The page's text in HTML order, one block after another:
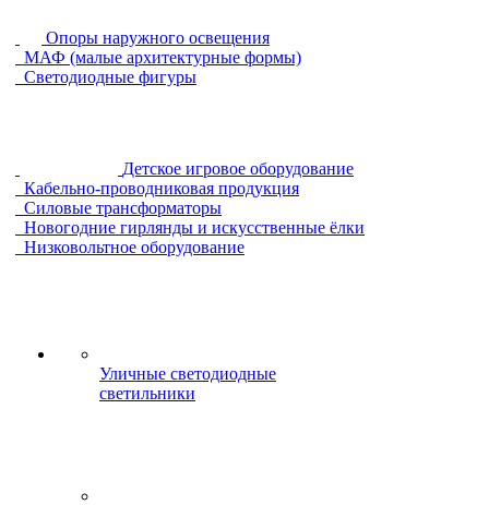
Опоры наружного освещения
МАФ (малые архитектурные формы)
Светодиодные фигуры
Детское игровое оборудование
Кабельно-проводниковая продукция
Силовые трансформаторы
Новогодние гирлянды и искусственные ёлки
Низковольтное оборудование
Уличные светодиодные
светильники